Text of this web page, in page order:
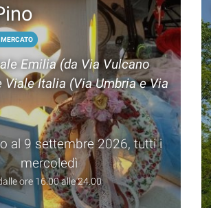
Emilia (da Via Vulcano
Viale Italia (Via Umbria e Via
al 9 settembre 2026, tutti i
mercoledì
ore 16.00 alle 24.00